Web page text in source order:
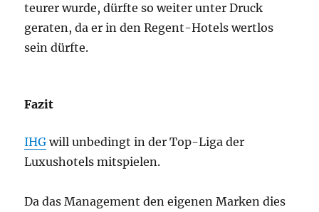
teurer wurde, dürfte so weiter unter Druck
geraten, da er in den Regent-Hotels wertlos
sein dürfte.
Fazit
IHG will unbedingt in der Top-Liga der
Luxushotels mitspielen.
Da das Management den eigenen Marken dies